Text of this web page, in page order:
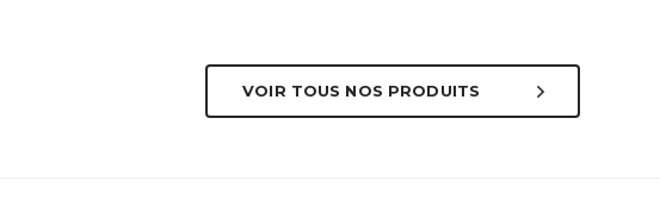
VOIR TOUS NOS PRODUITS